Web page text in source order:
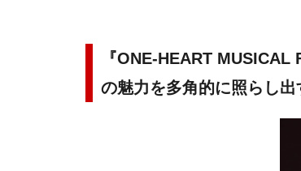
『ONE-HEART
の魅力を多角的に照らし